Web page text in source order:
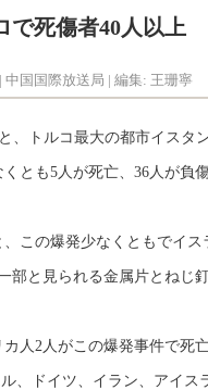
で死傷者40人以上
| 中国国際放送局 | 編集: 王珊寧
、トルコ最大の都市イスタ
とも5人が死亡、36人が負
この爆発少なくともでイス
部と見られる金属片とねじ
人2人がこの爆発事件で死
、ドイツ、イラン、アイス